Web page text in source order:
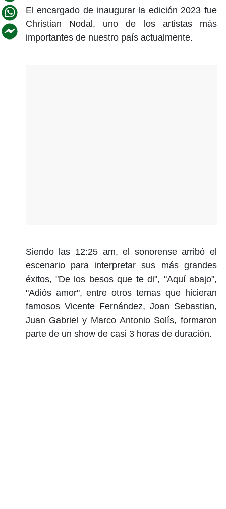
El encargado de inaugurar la edición 2023 fue
Christian Nodal, uno de los artistas más
importantes de nuestro país actualmente.
Siendo las 12:25 am, el sonorense arribó el
escenario para interpretar sus más grandes
éxitos, "De los besos que te di", "Aquí abajo",
"Adiós amor", entre otros temas que hicieran
famosos Vicente Fernández, Joan Sebastian,
Juan Gabriel y Marco Antonio Solís, formaron
parte de un show de casi 3 horas de duración.